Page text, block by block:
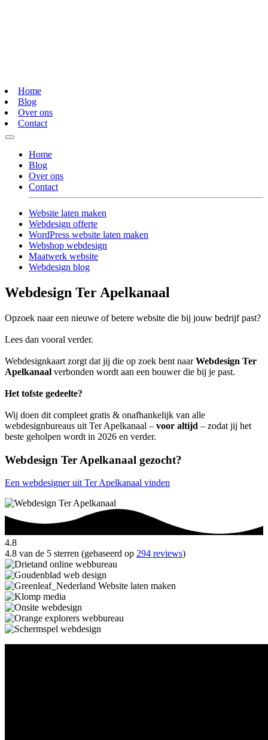
Home
Blog
Over ons
Contact
Home
Blog
Over ons
Contact
Website laten maken
Webdesign offerte
WordPress website laten maken
Webshop webdesign
Maatwerk website
Webdesign blog
Webdesign Ter Apelkanaal
Opzoek naar een nieuwe of betere website die bij jouw bedrijf past?
Lees dan vooral verder.
Webdesignkaart zorgt dat jij die op zoek bent naarWebdesign Ter
Apelkanaal verbonden wordt aan een bouwer die bij je past.
Het tofste gedeelte?
Wij doen dit compleet gratis & onafhankelijk van alle
webdesignbureaus uit Ter Apelkanaal – voor altijd – zodat jij het
beste geholpen wordt in 2026 en verder.
Webdesign Ter Apelkanaal gezocht?
Een webdesigner uit Ter Apelkanaal vinden
4.8
4.8 van de 5 sterren (gebaseerd op 294 reviews)